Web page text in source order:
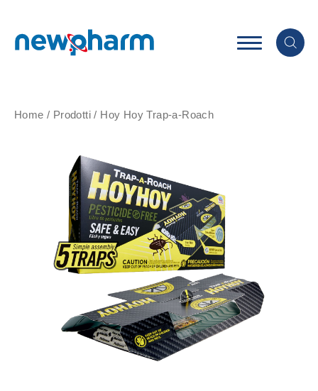
Home / Prodotti / Hoy Hoy Trap-a-Roach